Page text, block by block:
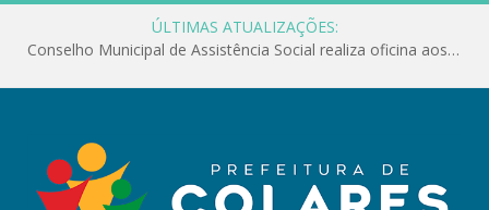
ÚLTIMAS ATUALIZAÇÕES:
Conselho Municipal de Assistência Social realiza oficina aos servidores